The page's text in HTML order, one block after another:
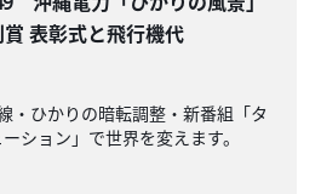
表彰式と飛行機代
・ひかりの暗転調整・新番組「タ
ション」で世界を変えます。